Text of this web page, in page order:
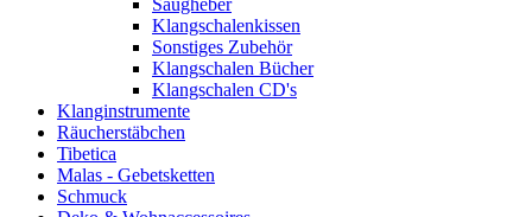
Klangschalenkissen
Sonstiges Zubehör
Klangschalen Bücher
Klangschalen CD's
Klanginstrumente
Räucherstäbchen
Tibetica
Malas - Gebetsketten
Schmuck